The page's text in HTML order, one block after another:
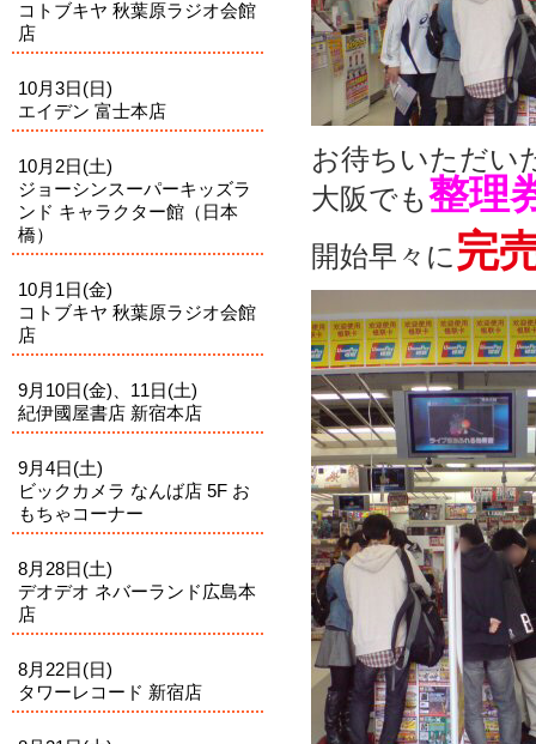
コトブキヤ 秋葉原ラジオ会館
店
10月3日(日)
エイデン 富士本店
10月2日(土)
ジョーシンスーパーキッズラ
ンド キャラクター館（日本
橋）
10月1日(金)
コトブキヤ 秋葉原ラジオ会館
店
9月10日(金)、11日(土)
紀伊國屋書店 新宿本店
9月4日(土)
ビックカメラ なんば店 5F お
もちゃコーナー
8月28日(土)
デオデオ ネバーランド広島本
店
8月22日(日)
タワーレコード 新宿店
お待ちいただい
大阪でも整理
開始早々に 完